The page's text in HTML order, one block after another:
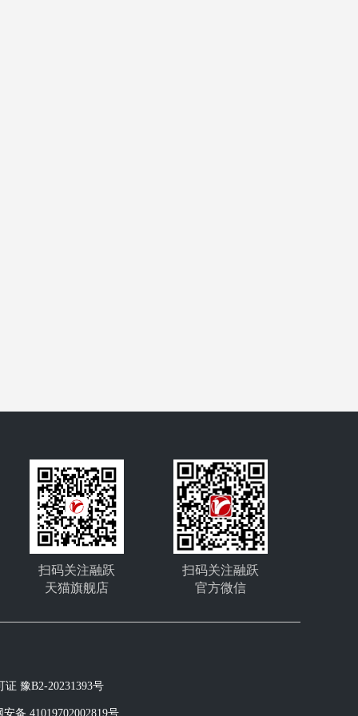
扫码关注融跃
天猫旗舰店
扫码关注融跃
官方微信
豫B2-20231393号
备 41019702002819号